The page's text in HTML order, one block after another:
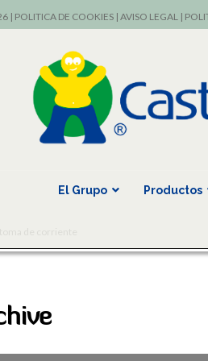
| POLITICA DE COOKIES| AVISO LEGAL|
El Grupo Productos